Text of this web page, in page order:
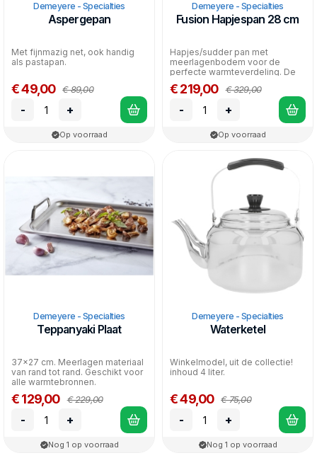
Demeyere - Specialties
Aspergepan
Met fijnmazig net, ook handig
als pastapan.
€ 49,00 € 89,00
- +
Op voorraad
Demeyere - Specialties
Fusion Hapjespan 28 cm
Hapjes/sudder pan met
meerlagenbodem voor de
perfecte warmteverdeling. De
glazen deksel zorgt ervoor dat...
€ 219,00 € 329,00
- +
Op voorraad
Demeyere - Specialties
Teppanyaki Plaat
37x27 cm. Meerlagen materiaal
van rand tot rand. Geschikt voor
alle warmtebronnen.
€ 129,00 € 229,00
- +
Nog 1 op voorraad
Demeyere - Specialties
Waterketel
Winkelmodel, uit de collectie!
inhoud 4 liter.
€ 49,00 € 75,00
- +
Nog 1 op voorraad